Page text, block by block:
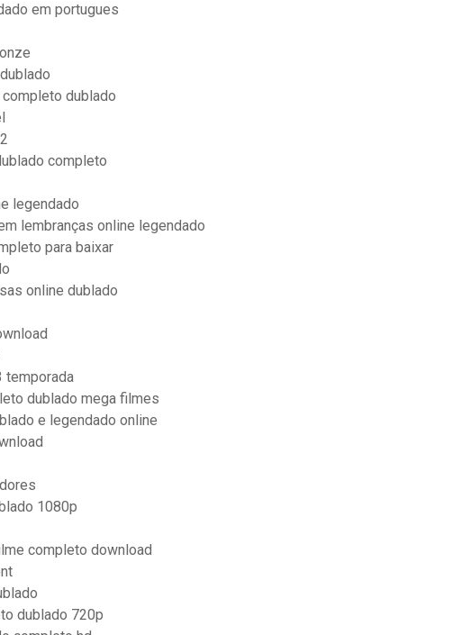
em portugues
dublado
completo
legendado
lembranças online legendado
para baixar
online dublado
temporada
dublado mega filmes
e legendado online
1080p
completo download
dublado 720p